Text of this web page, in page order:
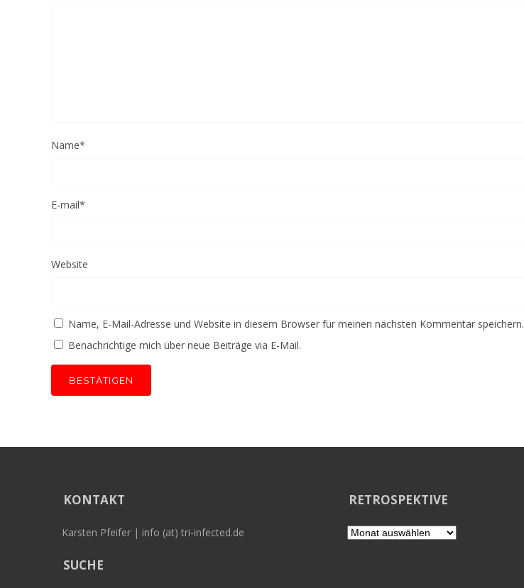
Name*
E-mail*
Website
Name, E-Mail-Adresse und Website in diesem Browser für meinen nächsten Kommentar speichern.
Benachrichtige mich über neue Beiträge via E-Mail.
KONTAKT
Karsten Pfeifer | info (at) tri-infected.de
SUCHE
RETROSPEKTIVE
Retrospektive